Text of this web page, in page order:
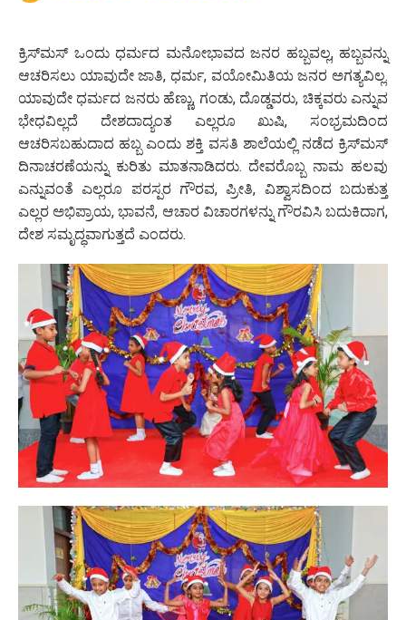
ಕ್ರಿಸ್‌ಮಸ್ ಒಂದು ಧರ್ಮದ ಮನೋಭಾವದ ಜನರ ಹಬ್ಬವಲ್ಲ, ಹಬ್ಬವನ್ನು
ಆಚರಿಸಲು ಯಾವುದೇ ಜಾತಿ, ಧರ್ಮ, ವಯೋಮಿತಿಯ ಜನರ ಅಗತ್ಯವಿಲ್ಲ.
ಯಾವುದೇ ಧರ್ಮದ ಜನರು ಹೆಣ್ಣು, ಗಂಡು, ದೊಡ್ಡವರು, ಚಿಕ್ಕವರು ಎನ್ನುವ
ಭೇಧವಿಲ್ಲದೆ ದೇಶದಾದ್ಯಂತ ಎಲ್ಲರೂ ಖುಷಿ, ಸಂಭ್ರಮದಿಂದ
ಆಚರಿಸಬಹುದಾದ ಹಬ್ಬ ಎಂದು ಶಕ್ತಿ ವಸತಿ ಶಾಲೆಯಲ್ಲಿ ನಡೆದ ಕ್ರಿಸ್‌ಮಸ್
ದಿನಾಚರಣೆಯನ್ನು ಕುರಿತು ಮಾತನಾಡಿದರು. ದೇವರೊಬ್ಬ ನಾಮ ಹಲವು
ಎನ್ನುವಂತೆ ಎಲ್ಲರೂ ಪರಸ್ಪರ ಗೌರವ, ಪ್ರೀತಿ, ವಿಶ್ವಾಸದಿಂದ ಬದುಕುತ್ತ
ಎಲ್ಲರ ಅಭಿಪ್ರಾಯ, ಭಾವನೆ, ಆಚಾರ ವಿಚಾರಗಳನ್ನು ಗೌರವಿಸಿ ಬದುಕಿದಾಗ,
ದೇಶ ಸಮೃದ್ಧವಾಗುತ್ತದೆ ಎಂದರು.